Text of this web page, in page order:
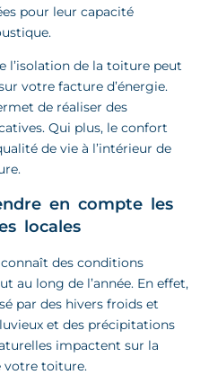
pour leur capacité
l’isolation de la toiture peut
votre facture d’énergie.
de réaliser des
Qui plus, le confort
de vie à l’intérieur de
en compte les
locales
des conditions
au long de l’année. En effet,
par des hivers froids et
et des précipitations
impactent sur la
votre toiture.